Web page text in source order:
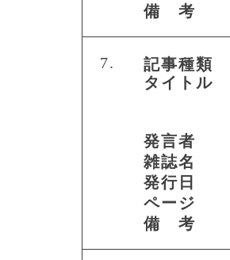
備 考
7.
記事種類
タイトル
発言者
雑誌名
発行日
ページ
備 考